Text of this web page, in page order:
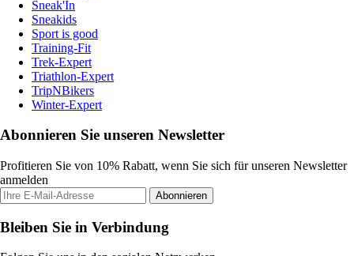
Sneak'In
Sneakids
Sport is good
Training-Fit
Trek-Expert
Triathlon-Expert
TripNBikers
Winter-Expert
Abonnieren Sie unseren Newsletter
Profitieren Sie von 10% Rabatt, wenn Sie sich für unseren Newsletter
anmelden
Abonnieren
Bleiben Sie in Verbindung